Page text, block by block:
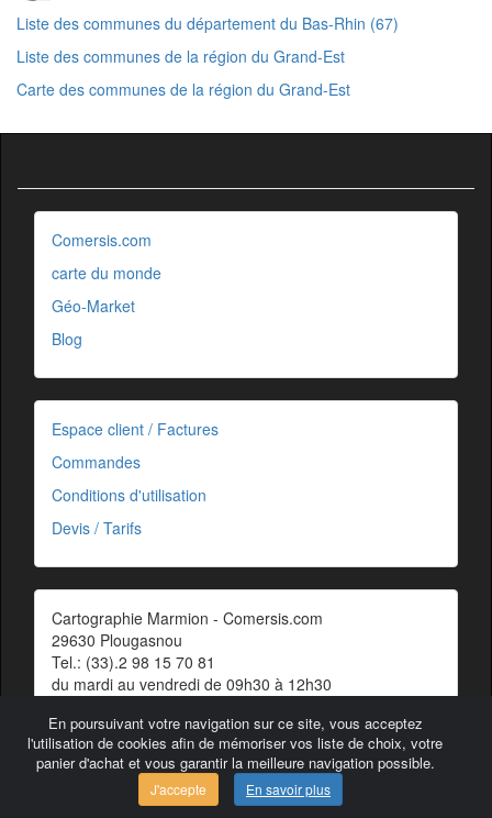
Liste des communes du département du Bas-Rhin (67)
Liste des communes de la région du Grand-Est
Carte des communes de la région du Grand-Est
En poursuivant votre navigation sur ce site, vous acceptez
l'utilisation de cookies afin de mémoriser vos liste de choix, votre
panier d'achat et vous garantir la meilleure navigation possible.
J'accepte En savoir plus
Comersis.com
carte du monde
Géo-Market
Blog
Espace client / Factures
Commandes
Conditions d'utilisation
Devis / Tarifs
Cartographie Marmion - Comersis.com
29630 Plougasnou
Tel.: (33).2 98 15 70 81
du mardi au vendredi de 09h30 à 12h30
Contact